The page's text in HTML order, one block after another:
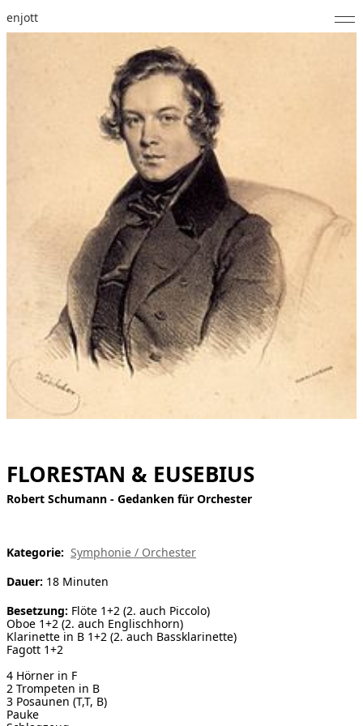
enjott
Publikationen
[ Suche ]
english
FLORESTAN & EUSEBIUS
Robert Schumann - Gedanken für Orchester
Kategorie: Symphonie / Orchester
Dauer: 18 Minuten
Besetzung: Flöte 1+2 (2. auch Piccolo)
Oboe 1+2 (2. auch Englischhorn)
Klarinette in B 1+2 (2. auch Bassklarinette)
Fagott 1+2
4 Hörner in F
2 Trompeten in B
3 Posaunen (T,T, B)
Pauke